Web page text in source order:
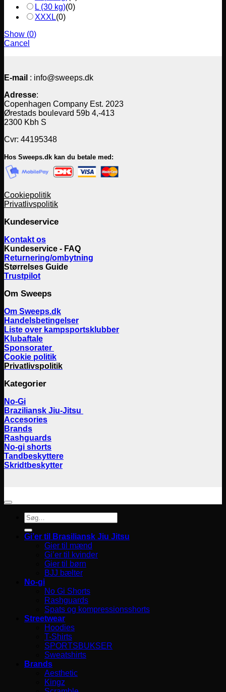
L (30 kg)(0)
XXXL(0)
Show (0)
Cancel
E-mail : info@sweeps.dk
Adresse:
Copenhagen Company Est. 2023
Ørestads boulevard 59b 4,-413
2300 Kbh S
Cvr: 44195348
Hos Sweeps.dk kan du betale med:
Cookiepolitik
Privatlivspolitik
Kundeservice
Kontakt os
Kundeservice - FAQ
Returnering/ombytning
Størrelses Guide
Trustpilot
Om Sweeps
Om Sweeps.dk
Handelsbetingelser
Liste over kampsportsklubber
Klubaftale
Sponsorater
Cookie politik
Privatlivspolitik
Kategorier
No-Gi
Braziliansk Jiu-Jitsu
Accesories
Brands
Rashguards
No-gi shorts
Tandbeskyttere
Skridtbeskytter
Søg
efter:
Gi’er til Brasiliansk Jiu Jitsu
Gier til mænd
Gi’er til kvinder
Gier til børn
BJJ bælter
No-gi
No Gi Shorts
Rashguards
Spats og kompressionsshorts
Streetwear
Hoodies
T-Shirts
SPORTSBUKSER
Sweatshirts
Brands
Aesthetic
Kingz